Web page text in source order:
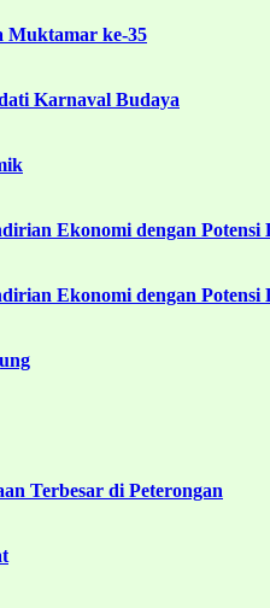
Muktamar ke-35
Karnaval Budaya
Ekonomi dengan Potensi
Ekonomi dengan Potensi
Terbesar di Peterongan